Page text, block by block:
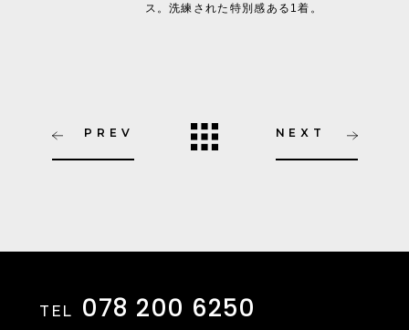
ス。洗練された特別感ある1着。
PREV NEXT
TEL 078 200 6250